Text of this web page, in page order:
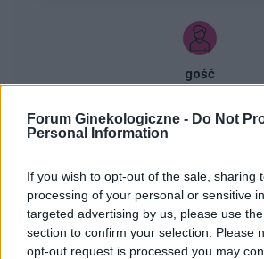
Forum Ginekologiczne - Do Not
Personal Information
If you wish to opt-out of the sale, sharing
processing of your personal or sensitive
targeted advertising by us, please use
section to confirm your selection. Please
opt-out request is processed you may
pierwszą tabletkę ?
gość
Qlaira
Stosunek był dwa dni wcześniej.
jednocześnie dwie tabletki z 6 i
mogłam zajść w
Forum:Ginekologia -
pacjentki